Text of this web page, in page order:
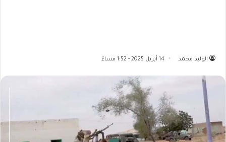
الوليد محمد 14 أبريل 2025 - 1:52 مساءً